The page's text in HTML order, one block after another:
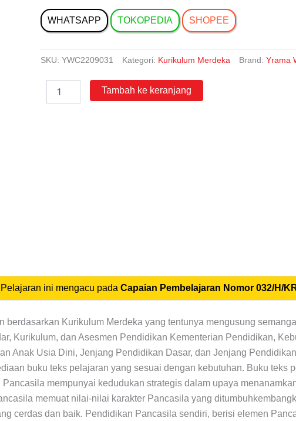
WHATSAPP TOKOPEDIA SHOPEE
SKU: YWC2209031 Kategori: Kurikulum Merdeka Brand: Yrama
Pendidikan
Tambah ke keranjang
ini mengacu pada Capaian Pembelajaran Nomor 032/H/
Kurikulum Merdeka yang tentunya mengusung
Kurikulum, dan Asesmen Pendidikan Kementerian Pendidikan,
Anak Usia Dini, Jenjang Pendidikan Dasar, dan Jenjang
buku teks pelajaran yang sesuai dengan kebutuhan. Buku teks
mempunyai kedudukan strategis dalam upaya
memuat nilai-nilai karakter Pancasila yang
cerdas dan baik. Pendidikan Pancasila sendiri, berisi elemen